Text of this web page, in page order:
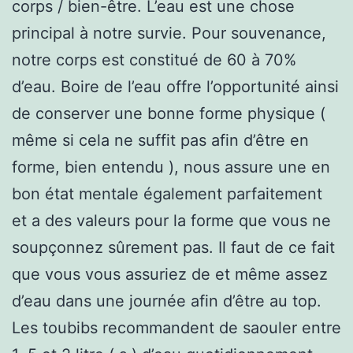
corps / bien-être. L’eau est une chose
principal à notre survie. Pour souvenance,
notre corps est constitué de 60 à 70%
d’eau. Boire de l’eau offre l’opportunité ainsi
de conserver une bonne forme physique (
même si cela ne suffit pas afin d’être en
forme, bien entendu ), nous assure une en
bon état mentale également parfaitement
et a des valeurs pour la forme que vous ne
soupçonnez sûrement pas. Il faut de ce fait
que vous vous assuriez de et même assez
d’eau dans une journée afin d’être au top.
Les toubibs recommandent de saouler entre